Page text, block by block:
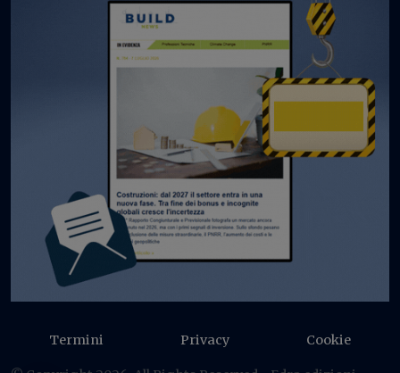
Termini Privacy Cookie